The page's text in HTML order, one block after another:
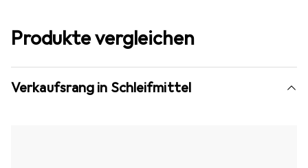
Produkte vergleichen
Verkaufsrang in Schleifmittel